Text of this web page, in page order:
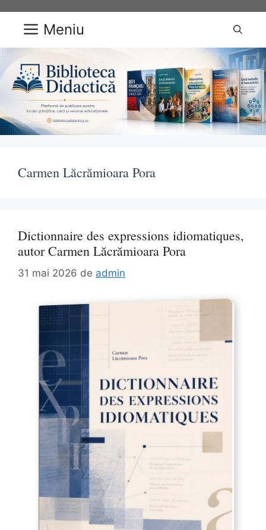
conținut Meniu
Carmen Lăcrămioara Pora
Dictionnaire des expressions idiomatiques,
autor Carmen Lăcrămioara Pora
31 mai 2026 de admin